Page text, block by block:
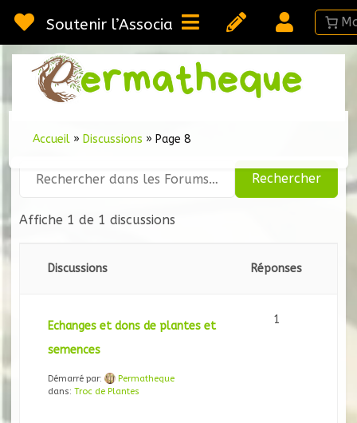
au
contenu
Soutenir l’Association
Accueil » Discussions » Page 8
Affiche 1 de 1 discussions
Discussions Réponses
Echanges et dons de plantes et
semences
Démarré par:
Permatheque
dans: Troc de Plantes
1